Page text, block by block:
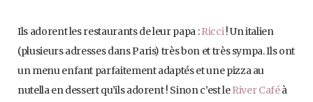
Ils adorent les restaurants de leur papa :Ricci! Un italien
(plusieurs adresses dans Paris) très bon et très sympa. Ils ont
un menu enfant parfaitement adaptés et une pizza au
nutella en dessert qu’ils adorent ! Sinon c’est leRiver Caféà